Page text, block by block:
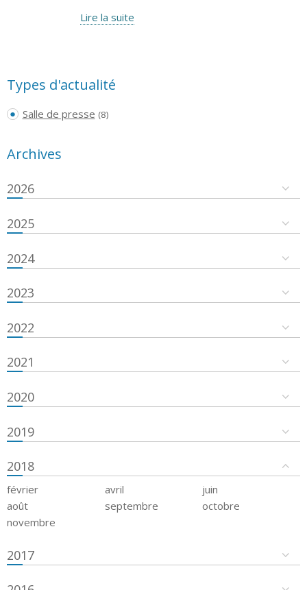
Lire la suite
Types d'actualité
Salle de presse (8)
Archives
2026
2025
2024
2023
2022
2021
2020
2019
2018
février avril
juin
août
septembre
octobre
novembre
2017